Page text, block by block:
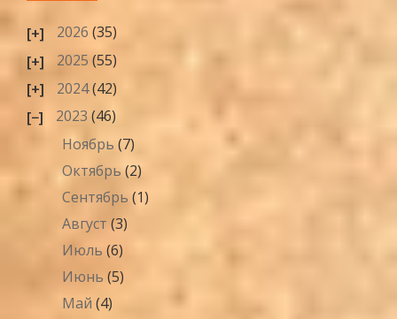
2026 (35)
2025 (55)
2024(42)
2023 (46)
Ноябрь (7)
Октябрь (2)
Сентябрь (1)
Август (3)
Июль (6)
Июнь (5)
Май (4)